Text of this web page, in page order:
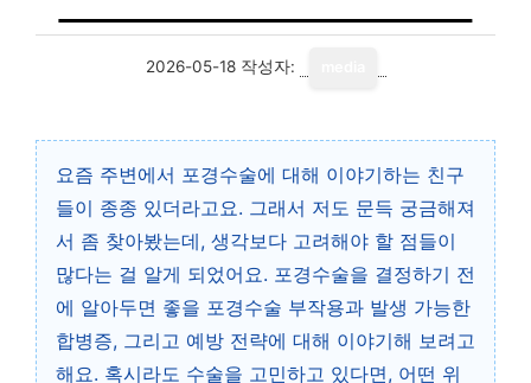
2026-05-18 작성자:
요즘 주변에서 포경수술에 대해 이야기하는 친구
들이 종종 있더라고요. 그래서 저도 문득 궁금해져
서 좀 찾아봤는데, 생각보다 고려해야 할 점들이
많다는 걸 알게 되었어요. 포경수술을 결정하기 전
에 알아두면 좋을 포경수술 부작용과 발생 가능한
합병증, 그리고 예방 전략에 대해 이야기해 보려고
해요. 혹시라도 수술을 고민하고 있다면, 어떤 위